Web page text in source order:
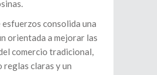
esfuerzos consolida una
orientada a mejorar las
comercio tradicional,
claras y un